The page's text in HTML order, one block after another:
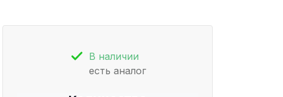
В наличии
есть аналог